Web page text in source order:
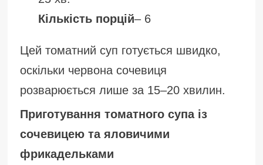
Кількість порцій– 6
Цей томатний суп готується швидко,
оскільки червона сочевиця
розварюється лише за 15–20 хвилин.
Приготування томатного супа із
сочевицею та яловичими
фрикадельками